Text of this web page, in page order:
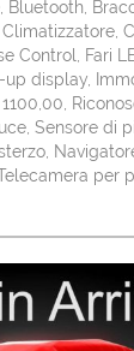
Control, Fari
display,
Sensore di
per